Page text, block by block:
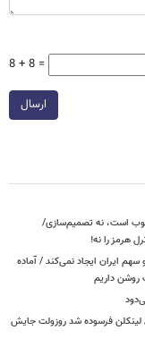
8 + 8 =
ارسال
خوب است، نه تصمیم‌سازی/
هرمز را نه!
ایران ایجاد نمی‌کند / آماده
روشن داریم
لینکلن فرسوده شد روزولت جایش